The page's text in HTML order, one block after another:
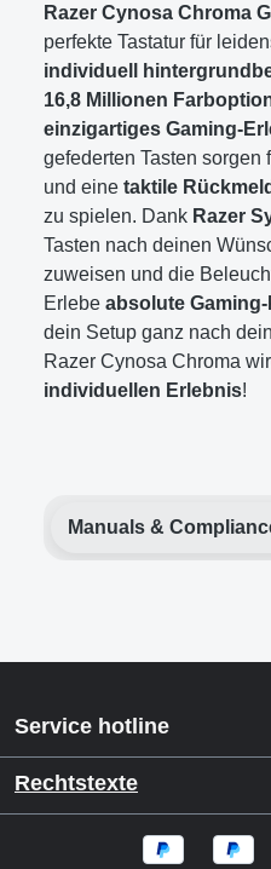
Razer Cynosa Chroma
perfekte Tastatur für
individuell
16,8 Millionen
einzigartiges Gaming-
gefederten Tasten sorgen
und eine taktile
zu spielen. Dank Razer
Tasten nach deinen
zuweisen und die
Erlebe absolute
dein Setup ganz nach
Razer Cynosa Chroma
individuellen Erlebnis!
Manuals &
Service hotline
Rechtstexte